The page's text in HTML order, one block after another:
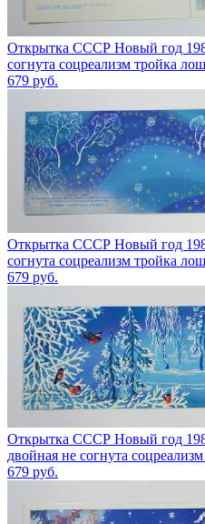
Открытка СССР Новый год
согнута соцреализм тройка
679 руб.
Открытка СССР Новый год
согнута соцреализм тройка
679 руб.
Открытка СССР Новый год
двойная не согнута
679 руб.